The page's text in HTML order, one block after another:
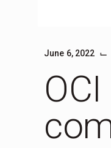
June 6, 2022 ⌙